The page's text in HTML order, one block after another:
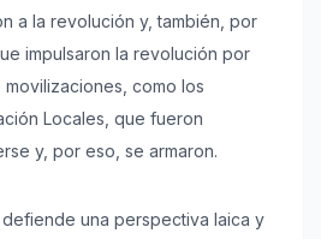
a la revolución y, también, por
impulsaron la revolución por
como los
Locales, que fueron
y, por eso, se armaron.
una perspectiva laica y